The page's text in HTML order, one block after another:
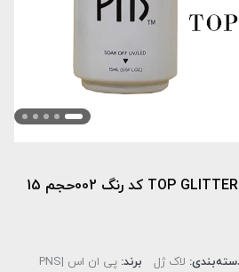
لاک ژل PNS پی ان اس TOP GLITTER کد رنگ 002حجم 15
لاک ژل برند: پی ان اس |PNS